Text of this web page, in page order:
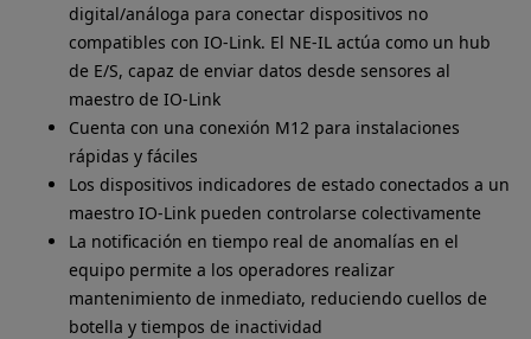
digital/análoga para conectar dispositivos no
compatibles con IO-Link. El NE-IL actúa como un hub
de E/S, capaz de enviar datos desde sensores al
maestro de IO-Link
Cuenta con una conexión M12 para instalaciones
rápidas y fáciles
Los dispositivos indicadores de estado conectados a un
maestro IO-Link pueden controlarse colectivamente
La notificación en tiempo real de anomalías en el
equipo permite a los operadores realizar
mantenimiento de inmediato, reduciendo cuellos de
botella y tiempos de inactividad